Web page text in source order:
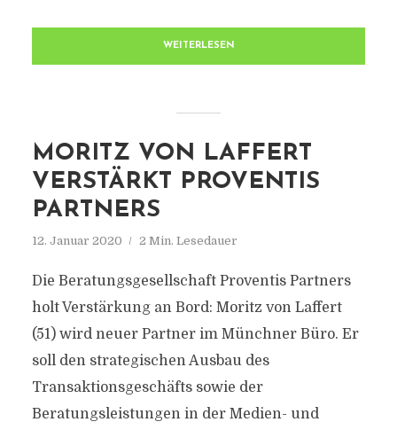
WEITERLESEN
MORITZ VON LAFFERT
VERSTÄRKT PROVENTIS
PARTNERS
12. Januar 2020 2 Min. Lesedauer
Die Beratungsgesellschaft Proventis Partners
holt Verstärkung an Bord: Moritz von Laffert
(51) wird neuer Partner im Münchner Büro. Er
soll den strategischen Ausbau des
Transaktionsgeschäfts sowie der
Beratungsleistungen in der Medien- und